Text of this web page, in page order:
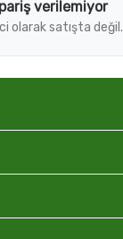
verilemiyor
olarak satışta değil.